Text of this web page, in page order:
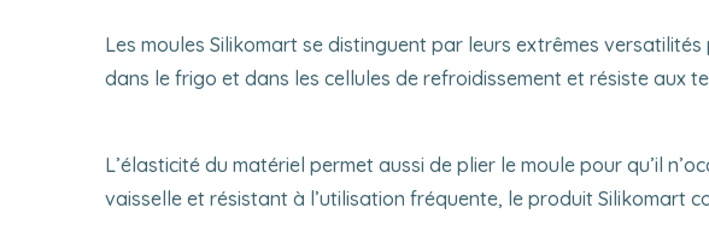
Les moules Silikomart se distinguent par leurs extrêmes versatilités
dans le frigo et dans les cellules de refroidissement et résiste aux
L’élasticité du matériel permet aussi de plier le moule pour qu’il
vaisselle et résistant à l’utilisation fréquente, le produit Silikomart